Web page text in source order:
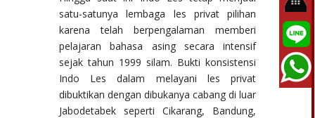
satu-satunya lembaga les privat pilihan
karena telah berpengalaman memberi
pelajaran bahasa asing secara intensif
sejak tahun 1999 silam. Bukti konsistensi
Indo Les dalam melayani les privat
dibuktikan dengan dibukanya cabang di luar
Jabodetabek seperti Cikarang, Bandung,